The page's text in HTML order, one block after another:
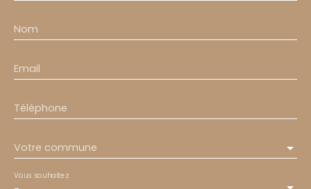
Nom
Email
Téléphone
Votre commune
Vous souhaitez